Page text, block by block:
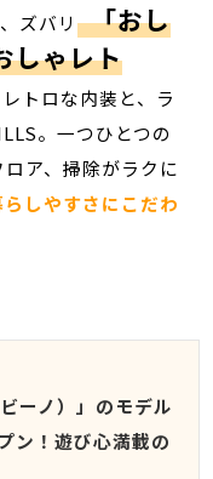
ズバリ 「おし
しゃレト
トロな内装と、ラ
。一つひとつの
ア、掃除がラクに
らしやすさにこだわ
ーノ）」のモデル
ン！遊び心満載の